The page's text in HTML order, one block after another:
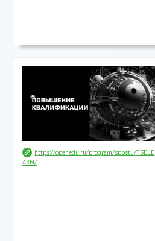
https://openedu.ru/program/spbstu/TSELE
ARN/